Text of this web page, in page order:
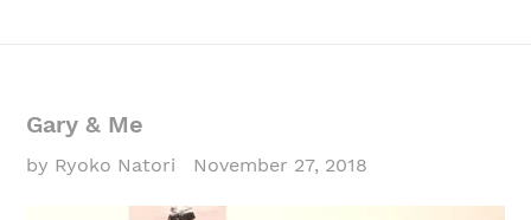
Gary & Me
by Ryoko Natori November 27, 2018